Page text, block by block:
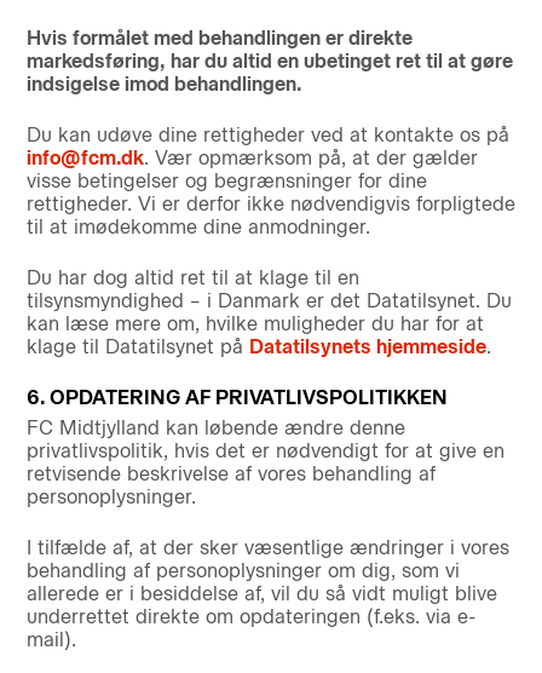
Hvis formålet med behandlingen er direkte
markedsføring, har du altid en ubetinget ret til at gøre
indsigelse imod behandlingen.
Du kan udøve dine rettigheder ved at kontakte os på
info@fcm.dk. Vær opmærksom på, at der gælder
visse betingelser og begrænsninger for dine
rettigheder. Vi er derfor ikke nødvendigvis forpligtede
til at imødekomme dine anmodninger.
Du har dog altid ret til at klage til en
tilsynsmyndighed – i Danmark er det Datatilsynet. Du
kan læse mere om, hvilke muligheder du har for at
klage til Datatilsynet på Datatilsynets hjemmeside.
6. OPDATERING AF PRIVATLIVSPOLITIKKEN
FC Midtjylland kan løbende ændre denne
privatlivspolitik, hvis det er nødvendigt for at give en
retvisende beskrivelse af vores behandling af
personoplysninger.
I tilfælde af, at der sker væsentlige ændringer i vores
behandling af personoplysninger om dig, som vi
allerede er i besiddelse af, vil du så vidt muligt blive
underrettet direkte om opdateringen (f.eks. via e-
mail).